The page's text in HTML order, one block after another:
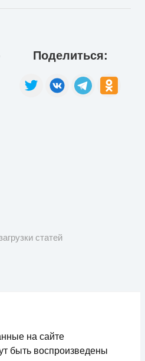
Поделиться:
статей
на сайте
быть воспроизведены